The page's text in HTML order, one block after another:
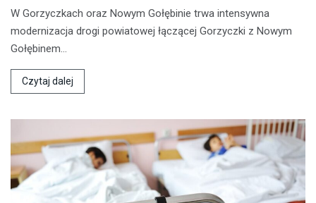
W Gorzyczkach oraz Nowym Gołębinie trwa intensywna
modernizacja drogi powiatowej łączącej Gorzyczki z Nowym
Gołębinem…
Czytaj dalej